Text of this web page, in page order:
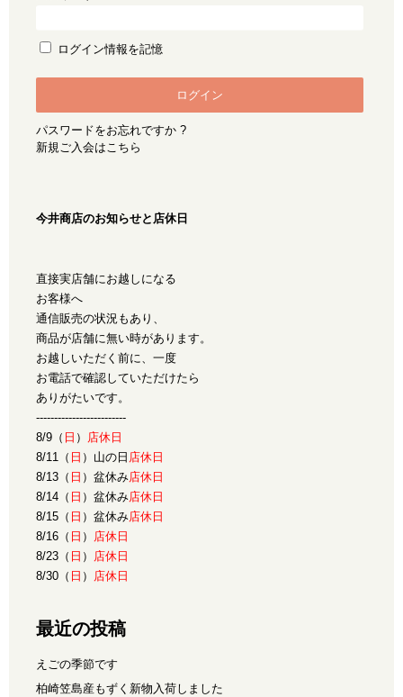
ログイン情報を記憶
パスワードをお忘れですか ?
新規ご入会はこちら
今井商店のお知らせと店休日
直接実店舗にお越しになる
お客様へ
通信販売の状況もあり、
商品が店舗に無い時があります。
お越しいただく前に、一度
お電話で確認していただけたら
ありがたいです。
-------------------------
8/9（ 日 ）
店休日
8/11（ 日 ）山の日 店休日
8/13（ 日 ）盆休み店休日
8/14（ 日 ）盆休み店休日
8/15（ 日 ）盆休み店休日
8/16（ 日 ）
店休日
8/23（ 日 ）
店休日
8/30（ 日 ） 店休日
最近の投稿
えごの季節です
柏崎笠島産もずく新物入荷しました